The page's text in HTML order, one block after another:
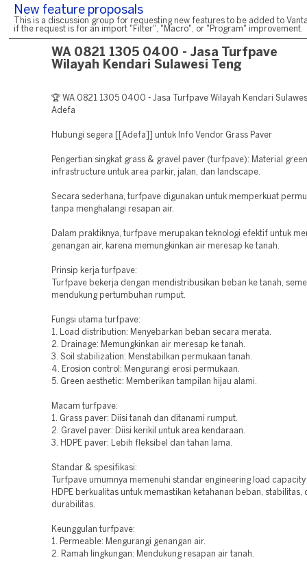
New feature proposals
This is a discussion group for requesting new features to be added to
if the request is for an import "Filter", "Macro", or "Program" improvement.
WA 0821 1305 0400 - Jasa Turfpave
Wilayah Kendari Sulawesi Teng
🏆 WA 0821 1305 0400 - Jasa Turfpave Wilayah Kendari
Adefa
Hubungi segera [[Adefa]] untuk Info Vendor Grass Paver
Pengertian singkat grass & gravel paver (turfpave): Material green
infrastructure untuk area parkir, jalan, dan landscape.
Secara sederhana, turfpave digunakan untuk memperkuat
tanpa menghalangi resapan air.
Dalam praktiknya, turfpave merupakan teknologi efektif untuk
genangan air, karena memungkinkan air meresap ke tanah.
Prinsip kerja turfpave:
Turfpave bekerja dengan mendistribusikan beban ke tanah,
mendukung pertumbuhan rumput.
Fungsi utama turfpave:
1. Load distribution: Menyebarkan beban secara merata.
2. Drainage: Memungkinkan air meresap ke tanah.
3. Soil stabilization: Menstabilkan permukaan tanah.
4. Erosion control: Mengurangi erosi permukaan.
5. Green aesthetic: Memberikan tampilan hijau alami.
Macam turfpave:
1. Grass paver: Diisi tanah dan ditanami rumput.
2. Gravel paver: Diisi kerikil untuk area kendaraan.
3. HDPE paver: Lebih fleksibel dan tahan lama.
Standar & spesifikasi:
Turfpave umumnya memenuhi standar engineering load
HDPE berkualitas untuk memastikan ketahanan beban, stabilitas,
durabilitas.
Keunggulan turfpave:
1. Permeable: Mengurangi genangan air.
2. Ramah lingkungan: Mendukung resapan air tanah.